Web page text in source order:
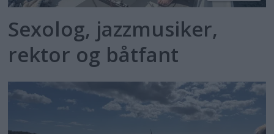
Sexolog, jazzmusiker,
rektor og båtfant